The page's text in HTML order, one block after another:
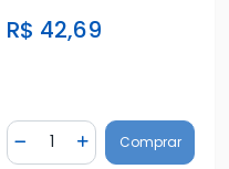
ELETRI
R$ 42,69
Diminuir Quantidade
Quantidade
AdicionarComprar